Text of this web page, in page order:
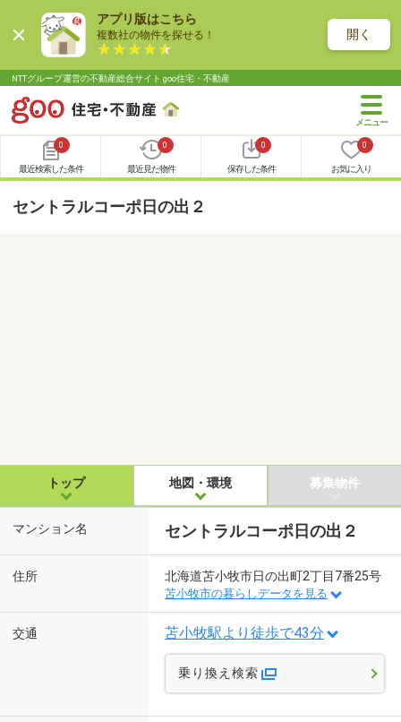
アプリ版はこちら
複数社の物件を探せる！ 開く
NTTグループ運営の不動産総合サイト goo住宅・不動産
0
最近検索した条件
0
最近見た物件
0
保存した条件
0
お気に入り
セントラルコーポ日の出２
トップ 地図・環境 募集物件
マンション名 セントラルコーポ日の出２
住所 北海道苫小牧市日の出町2丁目7番25号
苫小牧市の暮らしデータを見る
交通 苫小牧駅より徒歩で43分
乗り換え検索